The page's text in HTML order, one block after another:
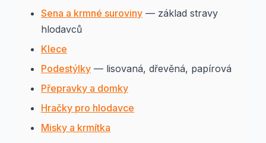
Sena a krmné suroviny — základ stravy
hlodavců
Klece
Podestýlky — lisovaná, dřevěná, papírová
Přepravky a domky
Hračky pro hlodavce
Misky a krmítka